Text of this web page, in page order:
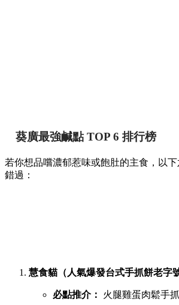
葵廣最強鹹點 TOP 6 排行榜
若你想品嚐濃郁惹味或飽肚的主食，以
錯過：
慧食貓（人氣爆發台式手抓餅老字號
必點推介： 火腿雞蛋肉鬆手